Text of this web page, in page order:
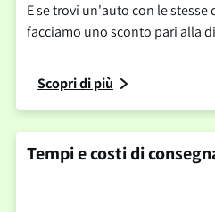
E se trovi un'auto con le
facciamo uno sconto pari alla
Scopri di più
Tempi e costi di